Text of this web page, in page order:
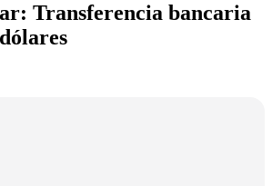
Transferencia bancaria